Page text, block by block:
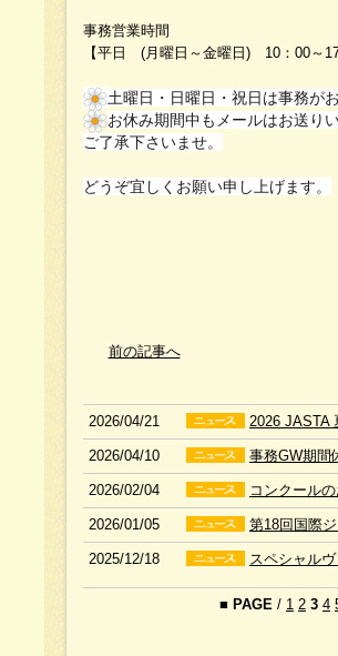
事務営業時間
【平日 (月曜日～金曜日) 10：00～17
土曜日・日曜日・祝日は事務が
お休み期間中もメールはお送り
ご了承下さいませ。
どうぞ宜しくお願い申し上げます。
前の記事へ
2026/04/21 2026 JASTA
2026/04/10 事務GW期間
2026/02/04 コンクール
2026/01/05 第18回国際
2025/12/18 スペシャル
■ PAGE / 1 2 3 4